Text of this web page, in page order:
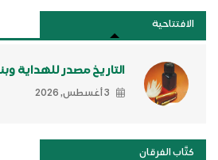
الافتتاحية
التاريخ مصدر للهداية
3 أغسطس, 2026
كتَّاب الفرقان